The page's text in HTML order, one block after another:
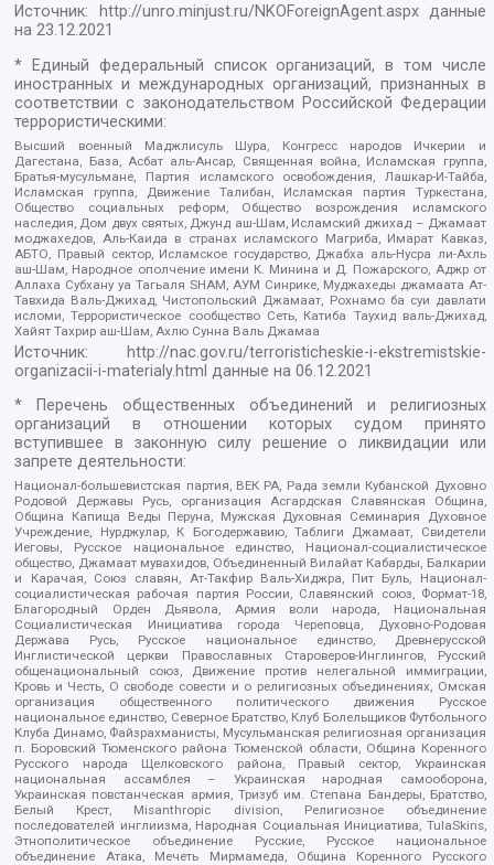
Источник: http://unro.minjust.ru/NKOForeignAgent.aspxданные
на23.12.2021
* Единый федеральный список организаций, в том числе
иностранных и международных организаций, признанных в
соответствии с законодательством Российской Федерации
террористическими:
Высший военный Маджлисуль Шура, Конгресс народов Ичкерии и
Дагестана, База, Асбат аль-Ансар, Священная война, Исламская группа,
Братья-мусульмане, Партия исламского освобождения, Лашкар-И-Тайба,
Исламская группа, Движение Талибан, Исламская партия Туркестана,
Общество социальных реформ, Общество возрождения исламского
наследия, Дом двух святых, Джунд аш-Шам, Исламский джихад – Джамаат
моджахедов, Аль-Каида в странах исламского Магриба, Имарат Кавказ,
АБТО, Правый сектор, Исламское государство, Джабха аль-Нусра ли-Ахль
аш-Шам, Народное ополчение имени К. Минина и Д. Пожарского, Аджр от
Аллаха Субхану уа Тагьаля SHAM, АУМ Синрике, Муджахеды джамаата Ат-
Тавхида Валь-Джихад, Чистопольский Джамаат, Рохнамо ба суи давлати
исломи, Террористическое сообщество Сеть, Катиба Таухид валь-Джихад,
Хайят Тахрир аш-Шам, Ахлю Сунна Валь Джамаа
Источник:
http://nac.gov.ru/terroristicheskie-i-ekstremistskie-
organizacii-i-materialy.html данные на06.12.2021
* Перечень общественных объединений и религиозных
организаций в отношении которых судом принято
вступившее в законную силу решение о ликвидации или
запрете деятельности:
Национал-большевистская партия, ВЕК РА, Рада земли Кубанской Духовно
Родовой Державы Русь, организация Асгардская Славянская Община,
Община Капища Веды Перуна, Мужская Духовная Семинария Духовное
Учреждение, Нурджулар, К Богодержавию, Таблиги Джамаат, Свидетели
Иеговы, Русское национальное единство, Национал-социалистическое
общество, Джамаат мувахидов, Объединенный Вилайат Кабарды, Балкарии
и Карачая, Союз славян, Ат-Такфир Валь-Хиджра, Пит Буль, Национал-
социалистическая рабочая партия России, Славянский союз, Формат-18,
Благородный Орден Дьявола, Армия воли народа, Национальная
Социалистическая Инициатива города Череповца, Духовно-Родовая
Держава Русь, Русское национальное единство, Древнерусской
Инглистической церкви Православных Староверов-Инглингов, Русский
общенациональный союз, Движение против нелегальной иммиграции,
Кровь и Честь, О свободе совести и о религиозных объединениях, Омская
организация общественного политического движения Русское
национальное единство, Северное Братство, Клуб Болельщиков Футбольного
Клуба Динамо, Файзрахманисты, Мусульманская религиозная организация
п. Боровский Тюменского района Тюменской области, Община Коренного
Русского народа Щелковского района, Правый сектор, Украинская
национальная ассамблея – Украинская народная самооборона,
Украинская повстанческая армия, Тризуб им. Степана Бандеры, Братство,
Белый Крест, Misanthropic division, Религиозное объединение
последователей инглиизма, Народная Социальная Инициатива, TulaSkins,
Этнополитическое объединение Русские, Русское национальное
объединение Атака, Мечеть Мирмамеда, Община Коренного Русского